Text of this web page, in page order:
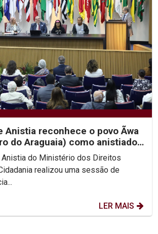
Anistia reconhece o povo Ãwa
do Araguaia) como anistiado
do Ministério dos Direitos
realizou uma sessão de
LER MAIS